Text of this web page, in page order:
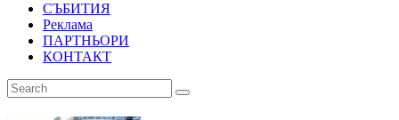
СЪБИТИЯ
Реклама
ПАРТНЬОРИ
КОНТАКТ